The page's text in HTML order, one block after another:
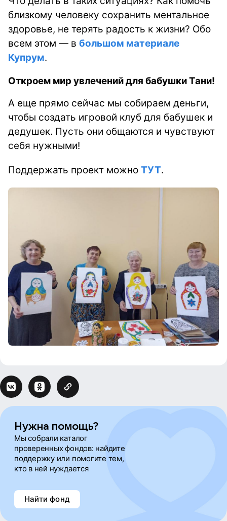
близкому человеку сохранить ментальное
здоровье, не терять радость к жизни? Обо
всем этом — в большом материале
Купрум.
Откроем мир увлечений для бабушки Тани!
А еще прямо сейчас мы собираем деньги,
чтобы создать игровой клуб для бабушек и
дедушек. Пусть они общаются и чувствуют
себя нужными!
Поддержать проект можно ТУТ.
Нужна помощь?
Мы собрали каталог
проверенных фондов: найдите
поддержку или помогите тем,
кто в ней нуждается
Найти фонд